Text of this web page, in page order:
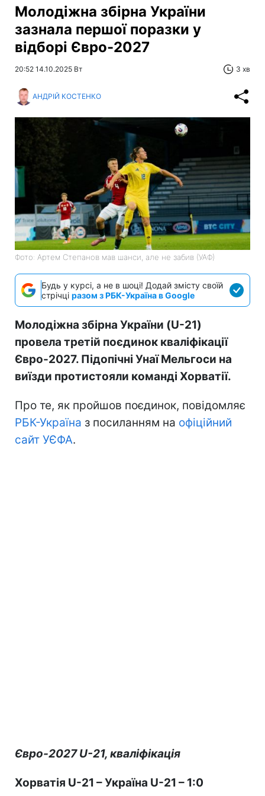
Молодіжна збірна України
зазнала першої поразки у
відборі Євро-2027
20:52 14.10.2025 Вт 3 хв
АНДРІЙ КОСТЕНКО
Фото: Артем Степанов мав шанси, але не забив (УАФ)
Будь у курсі, а не в шоці! Додай змісту своїй
стрічці разом з РБК-Україна в Google
Молодіжна збірна України (U-21)
провела третій поєдинок кваліфікації
Євро-2027. Підопічні Унаї Мельгоси на
виїзди протистояли команді Хорватії.
Про те, як пройшов поєдинок, повідомляє
РБК-Україна з посиланням на офіційний
сайт УЄФА.
Євро-2027 U-21, кваліфікація
Хорватія U-21 – Україна U-21 – 1:0